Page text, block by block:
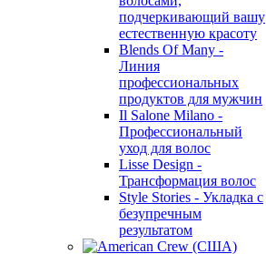
подчеркивающий вашу
естественную красоту
Blends Of Many -
Линия
профессиональных
продуктов для мужчин
Il Salone Milano -
Профессиональный
уход для волос
Lisse Design -
Трансформация волос
Style Stories - Укладка с
безупречным
результатом